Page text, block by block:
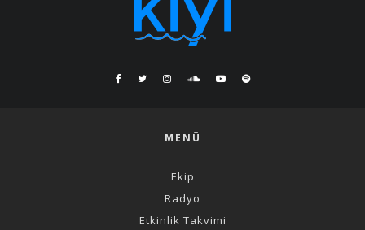
MENÜ
Ekip
Radyo
Etkinlik Takvimi